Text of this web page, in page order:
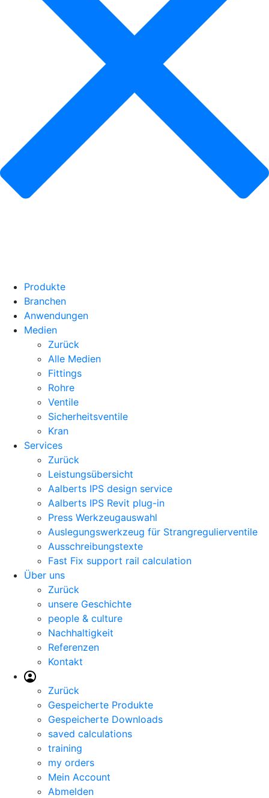
Produkte
Branchen
Anwendungen
Medien
Zurück
Alle Medien
Fittings
Rohre
Ventile
Sicherheitsventile
Kran
Services
Zurück
Leistungsübersicht
Aalberts IPS design service
Aalberts IPS Revit plug-in
Press Werkzeugauswahl
Auslegungswerkzeug für Strangregulierventile
Ausschreibungstexte
Fast Fix support rail calculation
Über uns
Zurück
unsere Geschichte
people & culture
Nachhaltigkeit
Referenzen
Kontakt
Zurück
Gespeicherte Produkte
Gespeicherte Downloads
saved calculations
training
my orders
Mein Account
Abmelden